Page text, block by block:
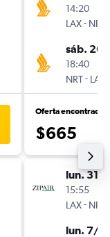
14:20
LAX- NRT
sáb.
18:40
NRT- LAX
Oferta encontrada
$665
lun. 31/
15:55
LAX- NRT
lun. 7/9